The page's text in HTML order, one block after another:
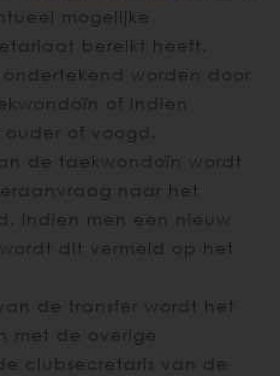
mogelijke
bereikt heeft.
worden door
of indien
of voogd.
de taekwondoïn wordt
naar het
Indien men een nieuw
dit vermeld op het
de transfer wordt het
met de overige
clubsecretaris van de